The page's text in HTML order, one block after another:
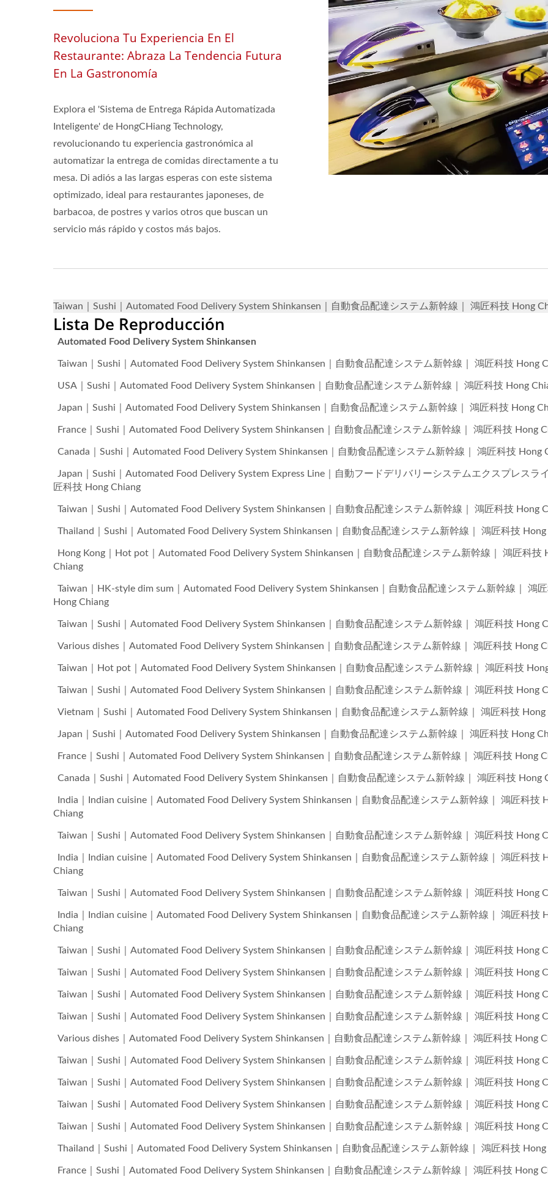
Revoluciona Tu Experiencia En El
Restaurante: Abraza La Tendencia Futura
En La Gastronomía
Explora el 'Sistema de Entrega Rápida Automatizada
Inteligente' de HongCHiang Technology,
revolucionando tu experiencia gastronómica al
automatizar la entrega de comidas directamente a tu
mesa. Di adiós a las largas esperas con este sistema
optimizado, ideal para restaurantes japoneses, de
barbacoa, de postres y varios otros que buscan un
servicio más rápido y costos más bajos.
Taiwan｜Sushi｜Automated Food Delivery System Shinkansen｜自動食品配達システム新幹線｜ 鴻匠科技 Hong
Lista De Reproducción
Automated Food Delivery System Shinkansen
Taiwan｜Sushi｜Automated Food Delivery System Shinkansen｜自動食品配達システム新幹線｜ 鴻匠科技 Hong
USA｜Sushi｜Automated Food Delivery System Shinkansen｜自動食品配達システム新幹線｜ 鴻匠科技 Hong
Japan｜Sushi｜Automated Food Delivery System Shinkansen｜自動食品配達システム新幹線｜ 鴻匠科技 Hong
France｜Sushi｜Automated Food Delivery System Shinkansen｜自動食品配達システム新幹線｜ 鴻匠科技 Hong
Canada｜Sushi｜Automated Food Delivery System Shinkansen｜自動食品配達システム新幹線｜ 鴻匠科技 Hong
Japan｜Sushi｜Automated Food Delivery System Express Line｜自動フードデリバリーシステムエクスプレスラ
匠科技 Hong Chiang
Taiwan｜Sushi｜Automated Food Delivery System Shinkansen｜自動食品配達システム新幹線｜ 鴻匠科技 Hong
Thailand｜Sushi｜Automated Food Delivery System Shinkansen｜自動食品配達システム新幹線｜ 鴻匠科技 Hong
Hong Kong｜Hot pot｜Automated Food Delivery System Shinkansen｜自動食品配達システム新幹線｜ 鴻匠科技
Chiang
Taiwan｜HK-style dim sum｜Automated Food Delivery System Shinkansen｜自動食品配達システム新幹線｜ 鴻
Hong Chiang
Taiwan｜Sushi｜Automated Food Delivery System Shinkansen｜自動食品配達システム新幹線｜ 鴻匠科技 Hong
Various dishes｜Automated Food Delivery System Shinkansen｜自動食品配達システム新幹線｜ 鴻匠科技 Hong
Taiwan｜Hot pot｜Automated Food Delivery System Shinkansen｜自動食品配達システム新幹線｜ 鴻匠科技
Taiwan｜Sushi｜Automated Food Delivery System Shinkansen｜自動食品配達システム新幹線｜ 鴻匠科技 Hong
Vietnam｜Sushi｜Automated Food Delivery System Shinkansen｜自動食品配達システム新幹線｜ 鴻匠科技 Hong
Japan｜Sushi｜Automated Food Delivery System Shinkansen｜自動食品配達システム新幹線｜ 鴻匠科技 Hong
France｜Sushi｜Automated Food Delivery System Shinkansen｜自動食品配達システム新幹線｜ 鴻匠科技 Hong
Canada｜Sushi｜Automated Food Delivery System Shinkansen｜自動食品配達システム新幹線｜ 鴻匠科技 Hong
India｜Indian cuisine｜Automated Food Delivery System Shinkansen｜自動食品配達システム新幹線｜ 鴻匠科技
Chiang
Taiwan｜Sushi｜Automated Food Delivery System Shinkansen｜自動食品配達システム新幹線｜ 鴻匠科技 Hong
India｜Indian cuisine｜Automated Food Delivery System Shinkansen｜自動食品配達システム新幹線｜ 鴻匠科技
Chiang
Taiwan｜Sushi｜Automated Food Delivery System Shinkansen｜自動食品配達システム新幹線｜ 鴻匠科技 Hong
India｜Indian cuisine｜Automated Food Delivery System Shinkansen｜自動食品配達システム新幹線｜ 鴻匠科技
Chiang
Taiwan｜Sushi｜Automated Food Delivery System Shinkansen｜自動食品配達システム新幹線｜ 鴻匠科技 Hong
Taiwan｜Sushi｜Automated Food Delivery System Shinkansen｜自動食品配達システム新幹線｜ 鴻匠科技 Hong
Taiwan｜Sushi｜Automated Food Delivery System Shinkansen｜自動食品配達システム新幹線｜ 鴻匠科技 Hong
Taiwan｜Sushi｜Automated Food Delivery System Shinkansen｜自動食品配達システム新幹線｜ 鴻匠科技 Hong
Various dishes｜Automated Food Delivery System Shinkansen｜自動食品配達システム新幹線｜ 鴻匠科技 Hong
Taiwan｜Sushi｜Automated Food Delivery System Shinkansen｜自動食品配達システム新幹線｜ 鴻匠科技 Hong
Taiwan｜Sushi｜Automated Food Delivery System Shinkansen｜自動食品配達システム新幹線｜ 鴻匠科技 Hong
Taiwan｜Sushi｜Automated Food Delivery System Shinkansen｜自動食品配達システム新幹線｜ 鴻匠科技 Hong
Taiwan｜Sushi｜Automated Food Delivery System Shinkansen｜自動食品配達システム新幹線｜ 鴻匠科技 Hong
Thailand｜Sushi｜Automated Food Delivery System Shinkansen｜自動食品配達システム新幹線｜ 鴻匠科技 Hong
France｜Sushi｜Automated Food Delivery System Shinkansen｜自動食品配達システム新幹線｜ 鴻匠科技 Hong
(Tren Bala)
Comida En Tren
(Tren Bala)